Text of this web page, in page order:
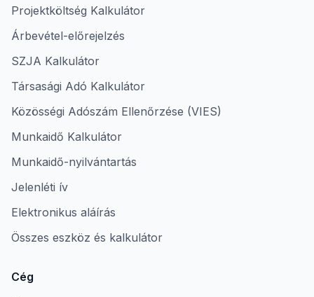
Projektköltség Kalkulátor
Árbevétel-előrejelzés
SZJA Kalkulátor
Társasági Adó Kalkulátor
Közösségi Adószám Ellenőrzése (VIES)
Munkaidő Kalkulátor
Munkaidő-nyilvántartás
Jelenléti ív
Elektronikus aláírás
Összes eszköz és kalkulátor
Cég